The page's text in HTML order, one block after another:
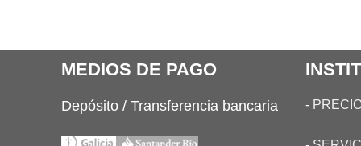
MEDIOS DE PAGO
Depósito / Transferencia bancaria -